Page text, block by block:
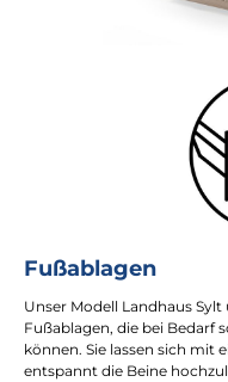
Fußablagen
Unser Modell Landhaus
Fußablagen, die bei Bedarf
können. Sie lassen sich mit
entspannt die Beine